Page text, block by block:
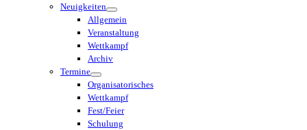
Neuigkeiten
Allgemein
Veranstaltung
Wettkampf
Archiv
Termine
Organisatorisches
Wettkampf
Fest/Feier
Schulung